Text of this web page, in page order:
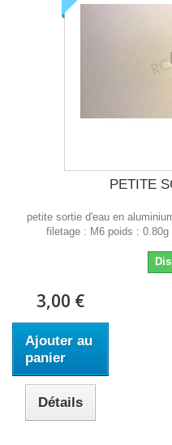
PETITE
petite sortie d'eau en
filetage : M6 poids :
3,00 €
Ajouter au
panier
Détails